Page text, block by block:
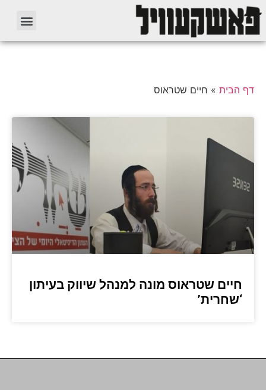
דף הבית » חיים שטראוס
חיים שטראוס מונה למנהל שיווק בעיתון
‘שחרית’